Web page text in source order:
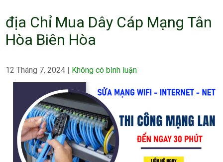
địa Chỉ Mua Dây Cáp Mạng Tân
Hòa Biên Hòa
12 Tháng 7, 2024 | Không có bình luận